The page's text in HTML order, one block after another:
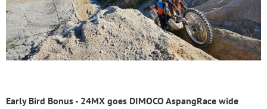
Early Bird Bonus - 24MX goes DIMOCO AspangRace wide